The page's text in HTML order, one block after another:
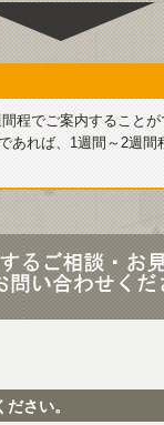
程でご案内すること
れば、1週間～2週間
さい。